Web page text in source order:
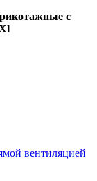
с
вентиляцией